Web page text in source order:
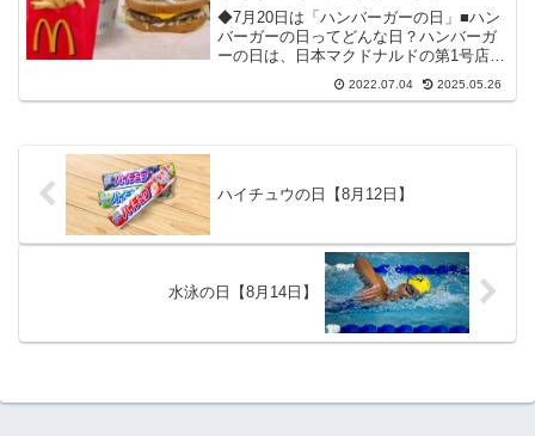
◆7月20日は「ハンバーガーの日」■ハン
バーガーの日ってどんな日？ハンバーガ
ーの日は、日本マクドナルドの第1号店が
開店した日に因んで制定された記念日で
す。第1号店が開店したのは、1971年(昭
2022.07.04 2025.05.26
ハイチュウの日【8月12日】
水泳の日【8月14日】